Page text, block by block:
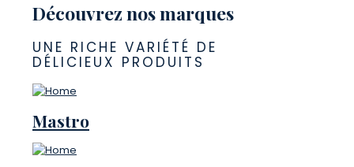
Découvrez nos marques
UNE RICHE VARIÉTÉ DE
DÉLICIEUX PRODUITS
Mastro